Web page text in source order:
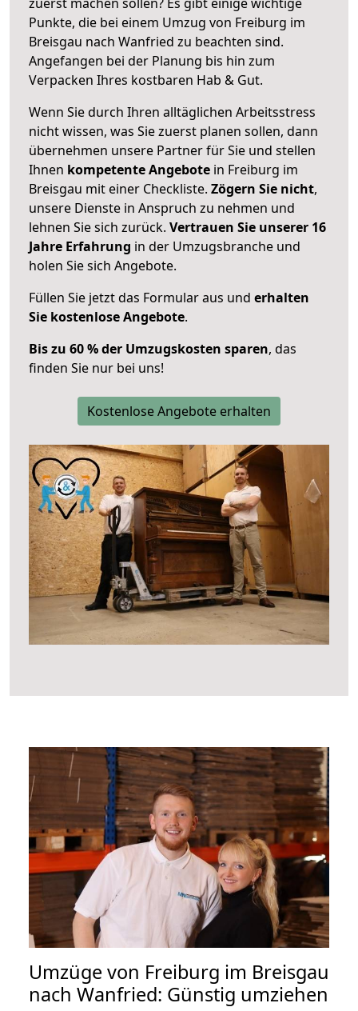
Punkte, die bei einem Umzug von Freiburg im
Breisgau nach Wanfried zu beachten sind.
Angefangen bei der Planung bis hin zum
Verpacken Ihres kostbaren Hab & Gut.
Wenn Sie durch Ihren alltäglichen Arbeitsstress
nicht wissen, was Sie zuerst planen sollen, dann
übernehmen unsere Partner für Sie und stellen
Ihnen kompetente Angebote in Freiburg im
Breisgau mit einer Checkliste. Zögern Sie nicht,
unsere Dienste in Anspruch zu nehmen und
lehnen Sie sich zurück. Vertrauen Sie unserer 16
Jahre Erfahrung in der Umzugsbranche und
holen Sie sich Angebote.
Füllen Sie jetzt das Formular aus und erhalten
Sie kostenlose Angebote.
Bis zu 60 % der Umzugskosten sparen, das
finden Sie nur bei uns!
Kostenlose Angebote erhalten
Umzüge von Freiburg im Breisgau
nach Wanfried: Günstig umziehen